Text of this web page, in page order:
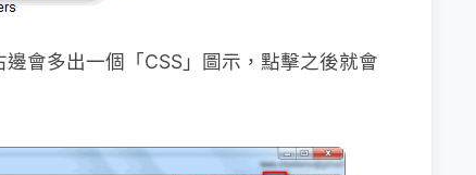
會多出一個「CSS」圖示，點擊之後就會